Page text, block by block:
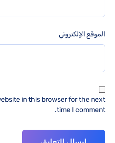
الموقع الإلكتروني
in this browser for the next
time I comment.